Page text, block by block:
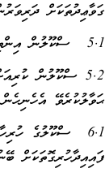
ގަވާޢިދުތަކަށް
5.1 ސްކޫލުން އިންތިޒާމުކުރާ ހުރިހާ ބައްދަލުވުންތަކަށް ގަޑިއަށް ޙާޒިރުވުން
5.2 ސްކޫލުން
ޙަވާލުކުރެވޭ
6.1 ސްކޫލުގެ
ފައިއިދާހުރިގޮތަކަށް